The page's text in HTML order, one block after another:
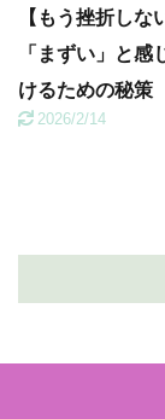
【もう挫折し
「まずい」と
けるための秘策
2026/2/14